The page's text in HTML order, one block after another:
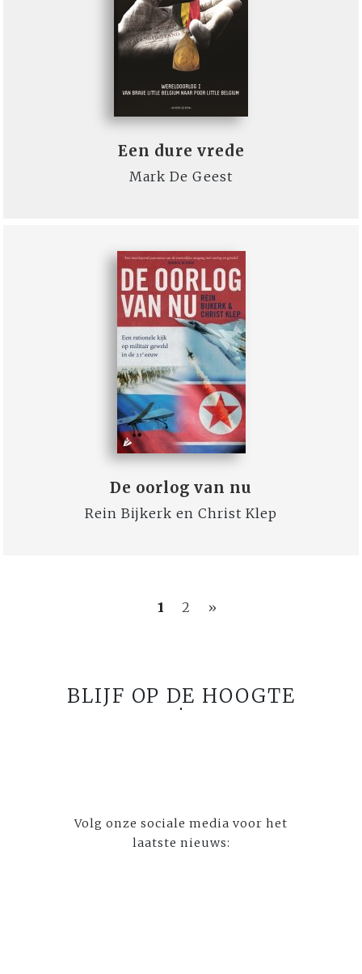
Een dure vrede
Mark De Geest
De oorlog van nu
Rein Bijkerk en Christ Klep
1 2 »
BLIJF OP DE HOOGTE
Volg onze sociale media voor het
laatste nieuws: